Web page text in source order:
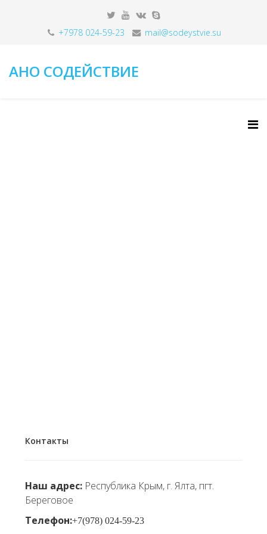
+7978 024-59-23 mail@sodeystvie.su
АНО СОДЕЙСТВИЕ
Контакты
Наш адрес: Республика Крым, г. Ялта, пгт.
Береговое
Телефон:+7(978) 024-59-23